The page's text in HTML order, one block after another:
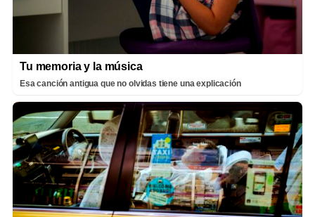
Tu memoria y la música
Esa canción antigua que no olvidas tiene una explicación